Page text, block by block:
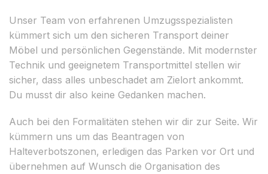
Unser Team von erfahrenen Umzugsspezialisten
kümmert sich um den sicheren Transport deiner
Möbel und persönlichen Gegenstände. Mit modernster
Technik und geeignetem Transportmittel stellen wir
sicher, dass alles unbeschadet am Zielort ankommt.
Du musst dir also keine Gedanken machen.
Auch bei den Formalitäten stehen wir dir zur Seite. Wir
kümmern uns um das Beantragen von
Halteverbotszonen, erledigen das Parken vor Ort und
übernehmen auf Wunsch die Organisation des